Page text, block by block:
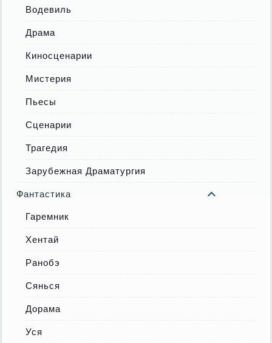
Водевиль
Драма
Киносценарии
Мистерия
Пьесы
Сценарии
Трагедия
Зарубежная Драматургия
Фантастика
Гаремник
Хентай
Ранобэ
Сянься
Дорама
Уся